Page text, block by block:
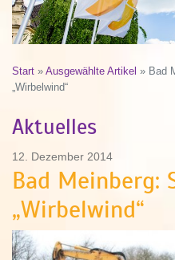
Start » Ausgewählte Artikel » Bad
„Wirbelwind“
Aktuelles
12. Dezember 2014
Bad Meinberg:
„Wirbelwind“